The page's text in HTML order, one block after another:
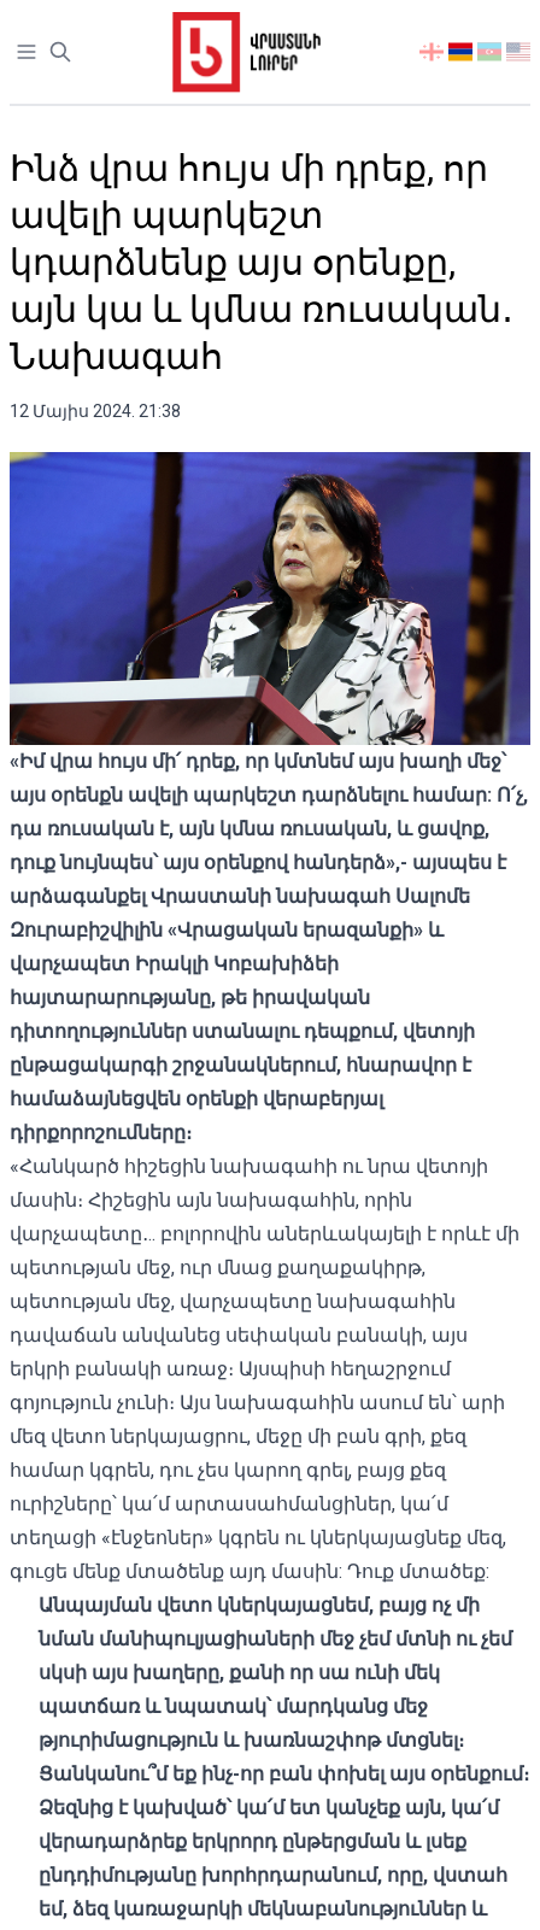
Open sidebar
აირჩიეთ
Ինձ վրա հույս մի դրեք, որ
ավելի պարկեշտ
կդարձնենք այս օրենքը,
այն կա և կմնա ռուսական․
Նախագահ
12 Մայիս 2024. 21:38
«Իմ վրա հույս մի՛ դրեք, որ կմտնեմ այս խաղի մեջ՝
այս օրենքն ավելի պարկեշտ դարձնելու համար: Ո՛չ,
դա ռուսական է, այն կմնա ռուսական, և ցավոք,
դուք նույնպես՝ այս օրենքով հանդերձ»,- այսպես է
արձագանքել Վրաստանի նախագահ Սալոմե
Զուրաբիշվիլին «Վրացական երազանքի» և
վարչապետ Իրակլի Կոբախիձեի
հայտարարությանը, թե իրավական
դիտողություններ ստանալու դեպքում, վետոյի
ընթացակարգի շրջանակներում, հնարավոր է
համաձայնեցվեն օրենքի վերաբերյալ
դիրքորոշումները։
«Հանկարծ հիշեցին նախագահի ու նրա վետոյի
մասին։ Հիշեցին այն նախագահին, որին
վարչապետը․.. բոլորովին աներևակայելի է որևէ մի
պետության մեջ, ուր մնաց քաղաքակիրթ,
պետության մեջ, վարչապետը նախագահին
դավաճան անվանեց սեփական բանակի, այս
երկրի բանակի առաջ։ Այսպիսի հեղաշրջում
գոյություն չունի։ Այս նախագահին ասում են՝ արի
մեզ վետո ներկայացրու, մեջը մի բան գրի, քեզ
համար կգրեն, դու չես կարող գրել, բայց քեզ
ուրիշները՝ կա՛մ արտասահմանցիներ, կա՛մ
տեղացի «էնջեոներ» կգրեն ու կներկայացնեք մեզ,
գուցե մենք մտածենք այդ մասին: Դուք մտածեք:
Անպայման վետո կներկայացնեմ, բայց ոչ մի
նման մանիպուլյացիաների մեջ չեմ մտնի ու չեմ
սկսի այս խաղերը, քանի որ սա ունի մեկ
պատճառ և նպատակ՝ մարդկանց մեջ
թյուրիմացություն և խառնաշփոթ մտցնել։
Ցանկանու՞մ եք ինչ-որ բան փոխել այս օրենքում։
Ձեզնից է կախված՝ կա՛մ ետ կանչեք այն, կա՛մ
վերադարձրեք երկրորդ ընթերցման և լսեք
ընդդիմությանը խորհրդարանում, որը, վստահ
եմ, ձեզ կառաջարկի մեկնաբանություններ և